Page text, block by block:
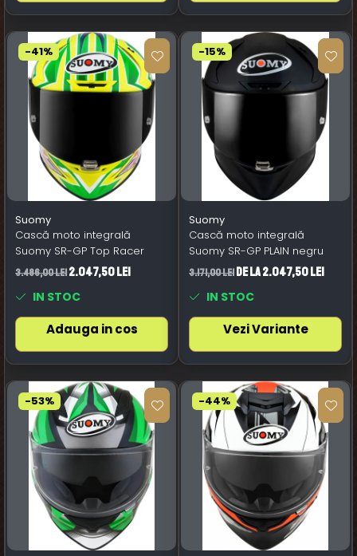
-41%
Suomy
Cască moto integrală
Suomy SR-GP Top Racer
3.486,00 Lei2.047,50 Lei
IN STOC
Adauga in cos
-15%
Suomy
Cască moto integrală
Suomy SR-GP PLAIN negru
3.171,00 Leide la 2.047,50 Lei
IN STOC
Vezi Variante
-53% -44%